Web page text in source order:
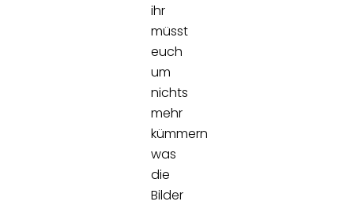
ihr
müsst
euch
um
nichts
mehr
kümmern
was
die
Bilder